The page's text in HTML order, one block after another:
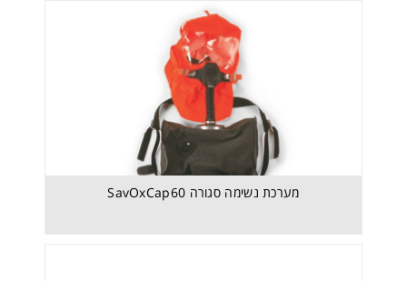
מערכת נשימה סגורה SavOxCap60
מערכת נשימה סגורה SavOx